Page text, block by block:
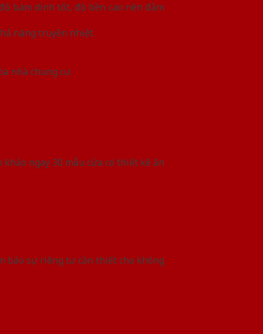
bám dính tốt, độ bền cao nên đảm
năng truyền nhiệt.
nhà chung cư.
ngay 30 mẫu cửa có thiết kế ấn
bảo sự riêng tư cần thiết cho không